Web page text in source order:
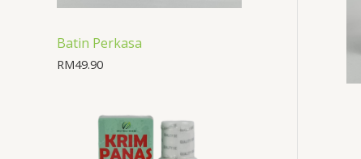
Batin Perkasa
RM49.90